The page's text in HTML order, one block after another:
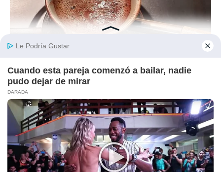
BUZZ DAY
This Liquid Causes Cancer And We Drink It Every Day